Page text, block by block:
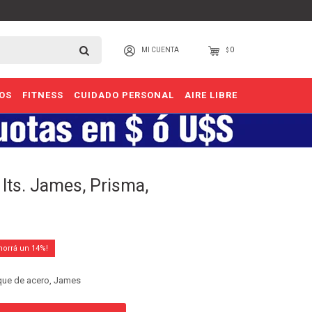
FITNESS CUIDADO PERSONAL AIRE LIBRE
$ 0
James, Prisma,
14
de acero, James